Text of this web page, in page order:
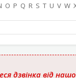
O P Q R S T U V W
дзвінка від